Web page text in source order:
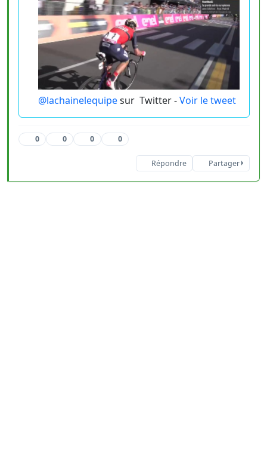
@lachainelequipesur Twitter -Voir le tweet
0 0 0 0
Répondre Partager